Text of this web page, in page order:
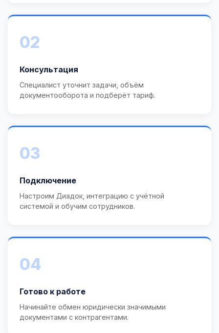
02
Консультация
Специалист уточнит задачи, объём
документооборота и подберёт тариф.
03
Подключение
Настроим Диадок, интеграцию с учётной
системой и обучим сотрудников.
04
Готово к работе
Начинайте обмен юридически значимыми
документами с контрагентами.